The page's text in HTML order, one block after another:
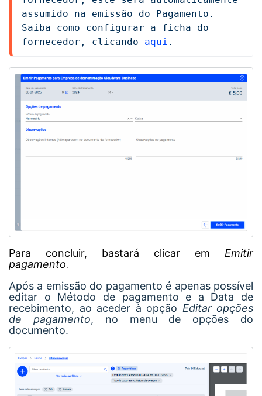
assumido na emissão do Pagamento.
Saiba como configurar a ficha do
fornecedor, clicando aqui .
Para concluir, bastará clicar em Emitir
pagamento.
Após a emissão do pagamento é apenas possível
editar o Método de pagamento e a Data de
recebimento, ao aceder à opção Editar opções
de pagamento, no menu de opções do
documento.